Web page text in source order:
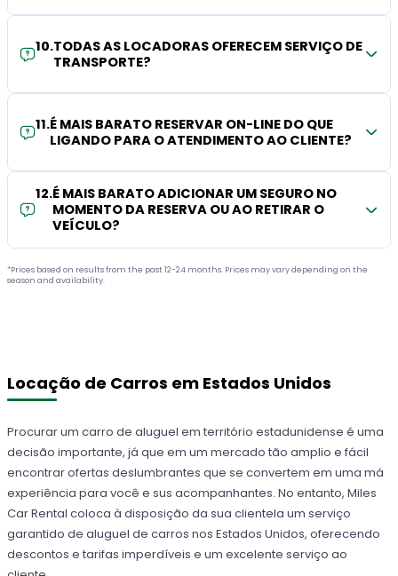
10.TODAS AS LOCADORAS OFERECEM SERVIÇO DE
TRANSPORTE?
11.É MAIS BARATO RESERVAR ON-LINE DO QUE
LIGANDO PARA O ATENDIMENTO AO CLIENTE?
12.É MAIS BARATO ADICIONAR UM SEGURO NO
MOMENTO DA RESERVA OU AO RETIRAR O
VEÍCULO?
*Prices based on results from the past 12-24 months. Prices may vary depending on the
season and availability.
Locação de Carros em Estados Unidos
Procurar um carro de aluguel em território estadunidense é uma
decisão importante, já que em um mercado tão amplio e fácil
encontrar ofertas deslumbrantes que se convertem em uma má
experiência para você e sus acompanhantes. No entanto, Miles
Car Rental coloca à disposição da sua clientela um serviço
garantido de aluguel de carros nos Estados Unidos, oferecendo
descontos e tarifas imperdíveis e um excelente serviço ao